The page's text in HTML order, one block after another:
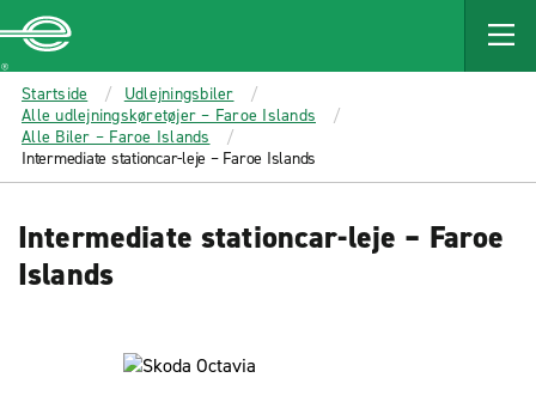
MAIN
CONTENT
Enterprise
Startside
Udlejningsbiler
Alle udlejningskøretøjer – Faroe Islands
Alle Biler – Faroe Islands
Intermediate stationcar-leje – Faroe Islands
Intermediate stationcar-leje – Faroe
Islands